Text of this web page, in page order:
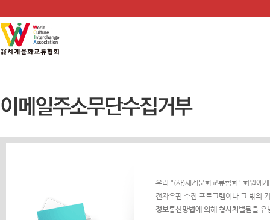
우리 "(사)세계문화교류협회" 회원에
전자우편 수집 프로그램이나 그 밖의
정보통신망법에 의해 형사처벌됨을 유